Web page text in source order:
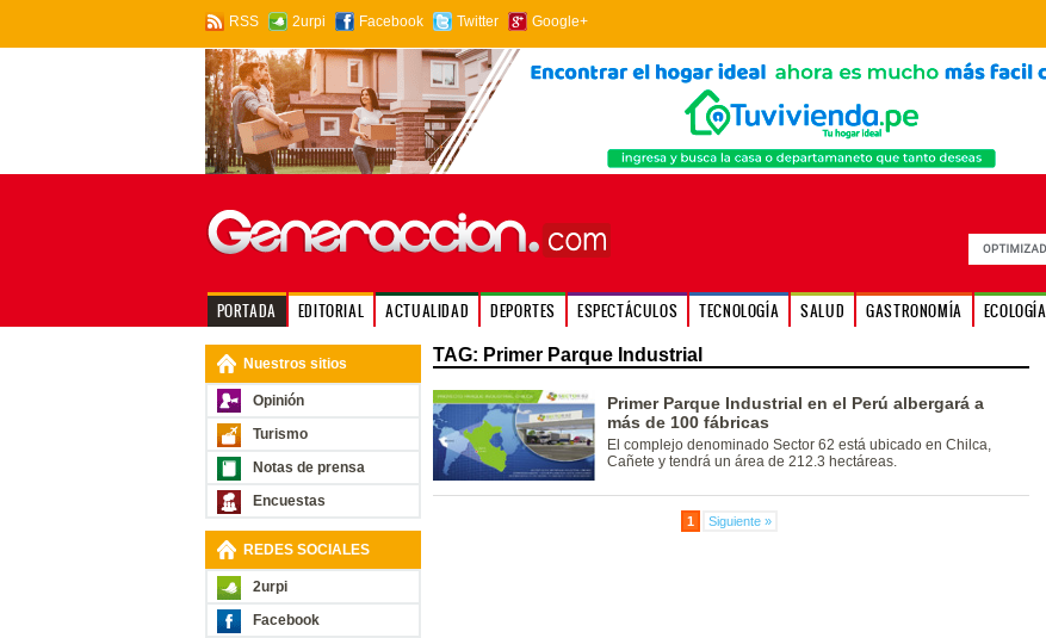
RSS 2urpi Facebook Twitter Google+
PORTADA EDITORIAL ACTUALIDAD DEPORTES ESPECTÁCULOS TECNOLOGÍA SALUD GASTRONOMÍA ECOLOGÍA
Nuestros sitios
Opinión
Turismo
Notas de prensa
Encuestas
REDES SOCIALES
2urpi
Facebook
TAG: Primer Parque Industrial
Primer Parque Industrial en el Perú albergará a
más de 100 fábricas
El complejo denominado Sector 62 está ubicado en Chilca,
Cañete y tendrá un área de 212.3 hectáreas.
1 Siguiente »